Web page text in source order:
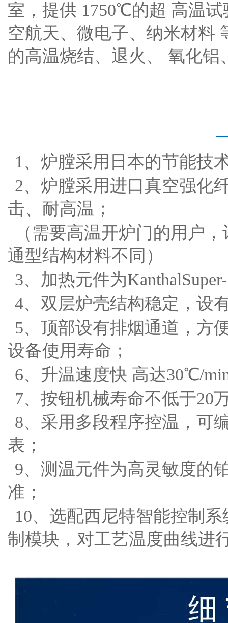
室，提供 1750℃的超 高温试
空航天、微电子、纳米材料
的高温烧结、退火、
氧化铝
1、炉膛采用日本的节能技
2、炉膛采用进口真空强化
击、耐高温；
（需要高温开炉门的用户
通型结构材料不同）
3、 加热元件为
4、双层炉壳结构稳定，设
5、顶部设有排烟通道，方
设备使用寿命；
6、升温速度快 高达30℃/
7、 按钮机械寿命不低于20
8、采用多段程序控温，可
表；
9、测温元件为高灵敏度的
准；
10、选配西尼特智能控制
制模块，对工艺温度曲线进